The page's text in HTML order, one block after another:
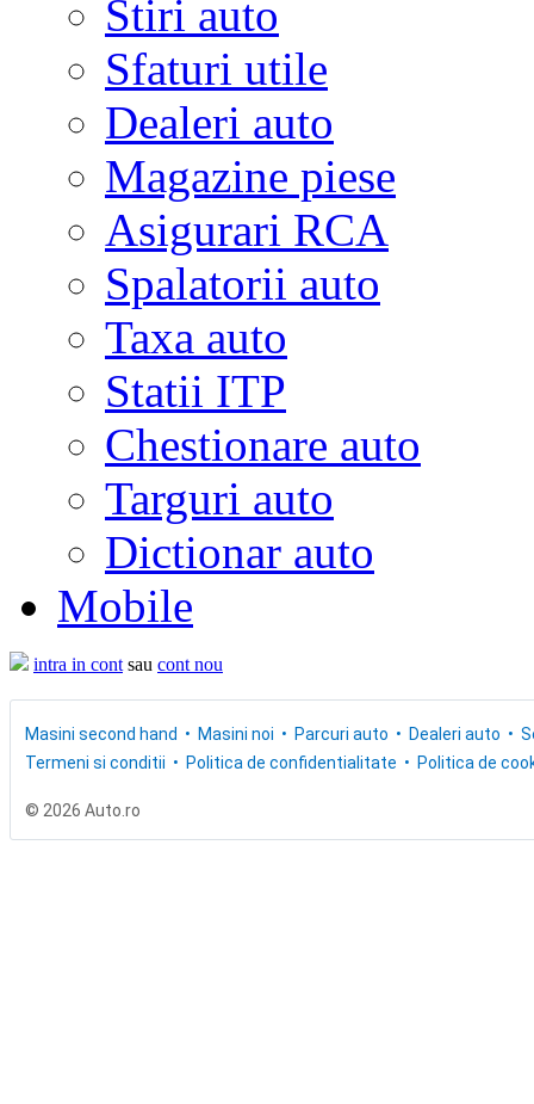
Stiri auto
Sfaturi utile
Dealeri auto
Magazine piese
Asigurari RCA
Spalatorii auto
Taxa auto
Statii ITP
Chestionare auto
Targuri auto
Dictionar auto
Mobile
intra in cont sau cont nou
Masini second hand Masini noi Parcuri auto Dealeri auto
Termeni si conditii
Politica de confidentialitate Politica de
© 2026 Auto.ro